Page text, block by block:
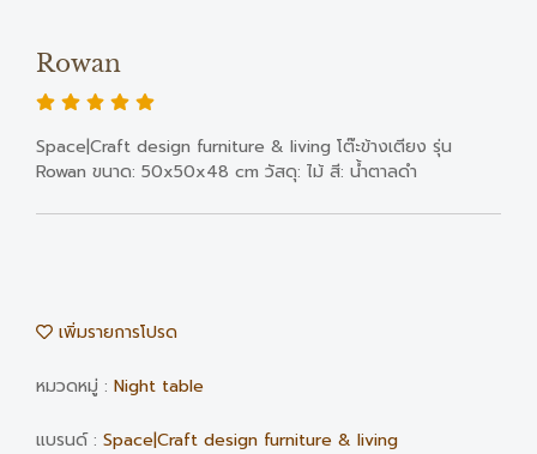
Rowan
Space|Craft design furniture & living โต๊ะข้างเตียง รุ่น
Rowan ขนาด: 50x50x48 cm วัสดุ: ไม้ สี: น้ำตาลดำ
เพิ่มรายการโปรด
หมวดหมู่ : Night table
แบรนด์ : Space|Craft design furniture & living